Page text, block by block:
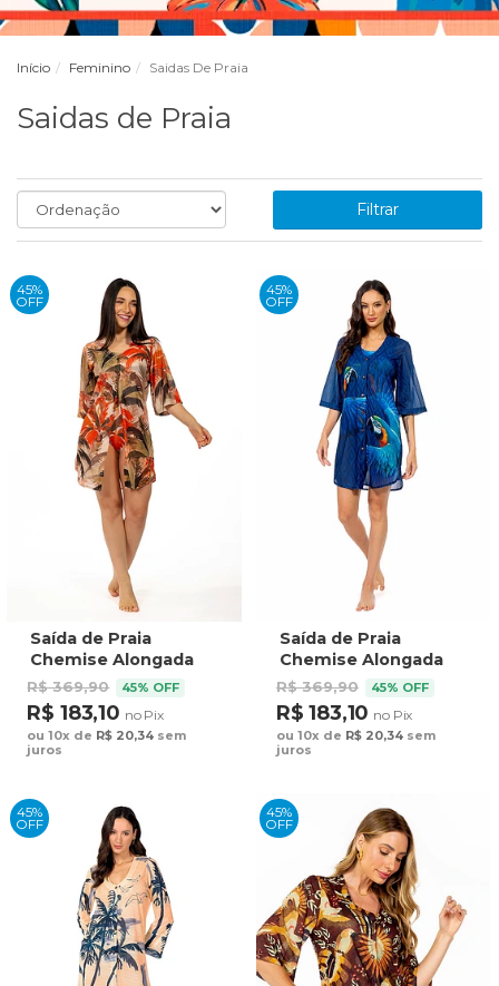
Início Feminino Saidas De Praia
Saidas de Praia
Filtrar
45%
OFF
Saída de Praia
Chemise Alongada
Estampada
Coqueiros Aquarela
R$ 369,90 45% OFF
R$ 183,10 no Pix
ou 10x de R$ 20,34 sem
juros
45%
OFF
Saída de Praia
Chemise Alongada
Estampada Maxi
Arara Fundo Azul
R$ 369,90 45% OFF
R$ 183,10 no Pix
ou 10x de R$ 20,34sem
juros
45%
OFF
45%
OFF